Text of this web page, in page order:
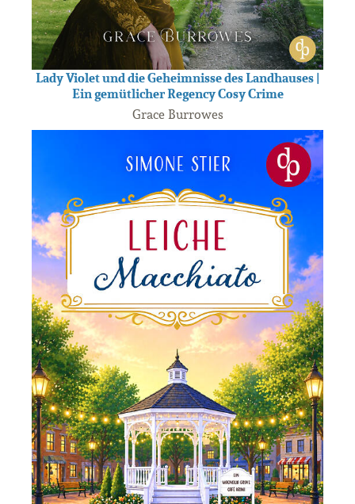
Lady Violet und die Geheimnisse des Landhauses |
Ein gemütlicher Regency Cosy Crime
Grace Burrowes